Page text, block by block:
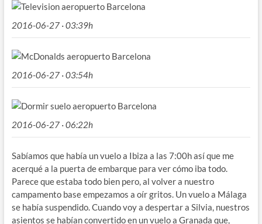
2016-06-27 · 03:39h
2016-06-27 · 03:54h
2016-06-27 · 06:22h
Sabíamos que había un vuelo a Ibiza a las 7:00h así que me
acerqué a la puerta de embarque para ver cómo iba todo.
Parece que estaba todo bien pero, al volver a nuestro
campamento base empezamos a oír gritos. Un vuelo a Málaga
se había suspendido. Cuando voy a despertar a Silvia, nuestros
asientos se habían convertido en un vuelo a Granada que,